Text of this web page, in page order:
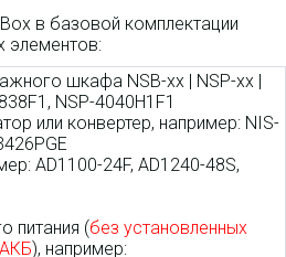
в базовой комплектации
элементов:
шкафа NSB-xx | NSP-xx |
NSP-4040H1F1
или конвертер, например: NIS-
AD1100-24F, AD1240-48S,
питания (без установленных
), например: